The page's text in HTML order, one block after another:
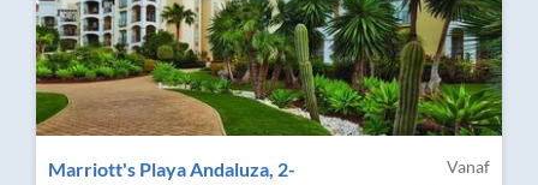
Vanaf
Marriott's Playa Andaluza, 2-